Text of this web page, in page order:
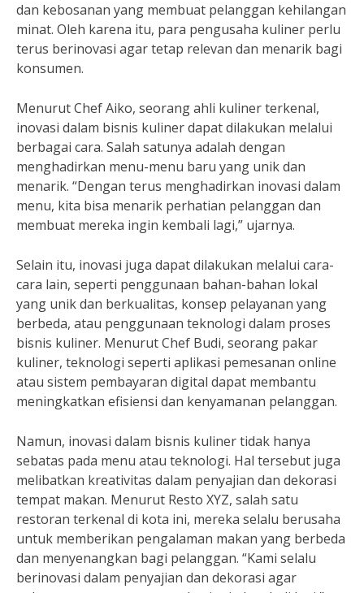
dan kebosanan yang membuat pelanggan kehilangan
minat. Oleh karena itu, para pengusaha kuliner perlu
terus berinovasi agar tetap relevan dan menarik bagi
konsumen.
Menurut Chef Aiko, seorang ahli kuliner terkenal,
inovasi dalam bisnis kuliner dapat dilakukan melalui
berbagai cara. Salah satunya adalah dengan
menghadirkan menu-menu baru yang unik dan
menarik. “Dengan terus menghadirkan inovasi dalam
menu, kita bisa menarik perhatian pelanggan dan
membuat mereka ingin kembali lagi,” ujarnya.
Selain itu, inovasi juga dapat dilakukan melalui cara-
cara lain, seperti penggunaan bahan-bahan lokal
yang unik dan berkualitas, konsep pelayanan yang
berbeda, atau penggunaan teknologi dalam proses
bisnis kuliner. Menurut Chef Budi, seorang pakar
kuliner, teknologi seperti aplikasi pemesanan online
atau sistem pembayaran digital dapat membantu
meningkatkan efisiensi dan kenyamanan pelanggan.
Namun, inovasi dalam bisnis kuliner tidak hanya
sebatas pada menu atau teknologi. Hal tersebut juga
melibatkan kreativitas dalam penyajian dan dekorasi
tempat makan. Menurut Resto XYZ, salah satu
restoran terkenal di kota ini, mereka selalu berusaha
untuk memberikan pengalaman makan yang berbeda
dan menyenangkan bagi pelanggan. “Kami selalu
berinovasi dalam penyajian dan dekorasi agar